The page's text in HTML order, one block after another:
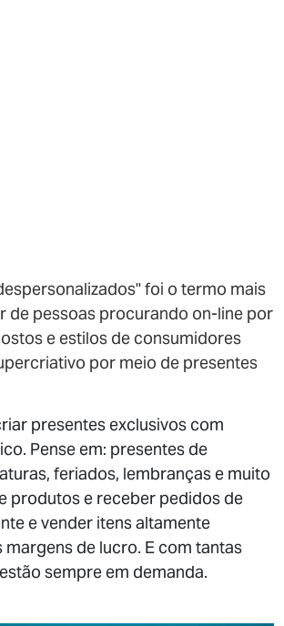
foi o termo mais
de pessoas procurando on-line por
e estilos de consumidores
por meio de presentes
presentes exclusivos com
Pense em: presentes de
feriados, lembranças e muito
produtos e receber pedidos de
e vender itens altamente
de lucro. E com tantas
sempre em demanda.